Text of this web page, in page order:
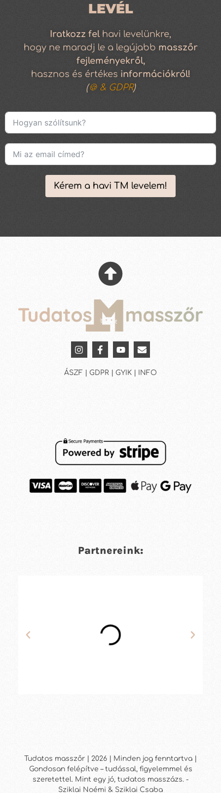
LEVÉL
Iratkozz fel havi levelünkre,
hogy ne maradj le a legújabb masszőr
fejleményekről,
hasznos és értékes információkról!
(🍪 & GDPR)
Kérem a havi TM levelem!
ÁSZF | GDPR | GYIK | INFO
Partnereink:
Tudatos masszőr | 2026 | Minden jog fenntartva |
Gondosan felépítve – tudással, figyelemmel és
szeretettel. Mint egy jó, tudatos masszázs. -
Sziklai Noémi & Sziklai Csaba